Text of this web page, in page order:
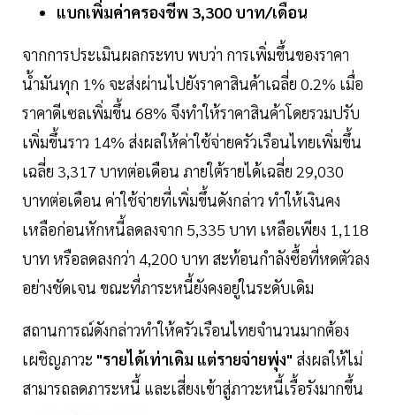
แบกเพิ่มค่าครองชีพ 3,300 บาท/เดือน
จากการประเมินผลกระทบ พบว่า การเพิ่มขึ้นของราคา
น้ำมันทุก 1% จะส่งผ่านไปยังราคาสินค้าเฉลี่ย 0.2% เมื่อ
ราคาดีเซลเพิ่มขึ้น 68% จึงทำให้ราคาสินค้าโดยรวมปรับ
เพิ่มขึ้นราว 14% ส่งผลให้ค่าใช้จ่ายครัวเรือนไทยเพิ่มขึ้น
เฉลี่ย 3,317 บาทต่อเดือน ภายใต้รายได้เฉลี่ย 29,030
บาทต่อเดือน ค่าใช้จ่ายที่เพิ่มขึ้นดังกล่าว ทำให้เงินคง
เหลือก่อนหักหนี้ลดลงจาก 5,335 บาท เหลือเพียง 1,118
บาท หรือลดลงกว่า 4,200 บาท สะท้อนกำลังซื้อที่หดตัวลง
อย่างชัดเจน ขณะที่ภาระหนี้ยังคงอยู่ในระดับเดิม
สถานการณ์ดังกล่าวทำให้ครัวเรือนไทยจำนวนมากต้อง
เผชิญภาวะ "รายได้เท่าเดิม แต่รายจ่ายพุ่ง" ส่งผลให้ไม่
สามารถลดภาระหนี้ และเสี่ยงเข้าสู่ภาวะหนี้เรื้อรังมากขึ้น